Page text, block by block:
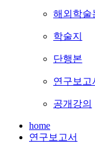
해외학술
학술지
단행본
연구보고
공개강의
home
연구보고서